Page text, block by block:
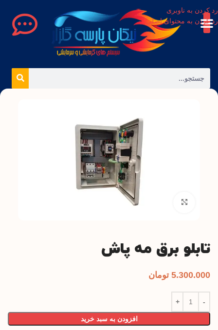
رد کردن به ناوبری
رد کردن به محتوای اصلی
بزرگنمایی تصویر
تابلو برق مه پاش
5.300.000 تومان
افزودن به سبد خرید